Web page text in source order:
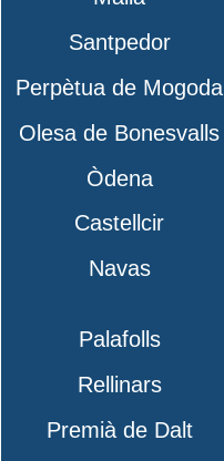
Santpedor
Perpètua de Mogoda
Olesa de Bonesvalls
Òdena
Castellcir
Navas
Palafolls
Rellinars
Premià de Dalt